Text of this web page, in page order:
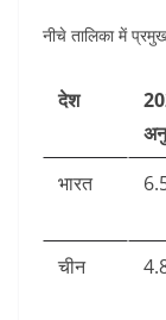
नीचे तालिका में
देश
भारत
चीन